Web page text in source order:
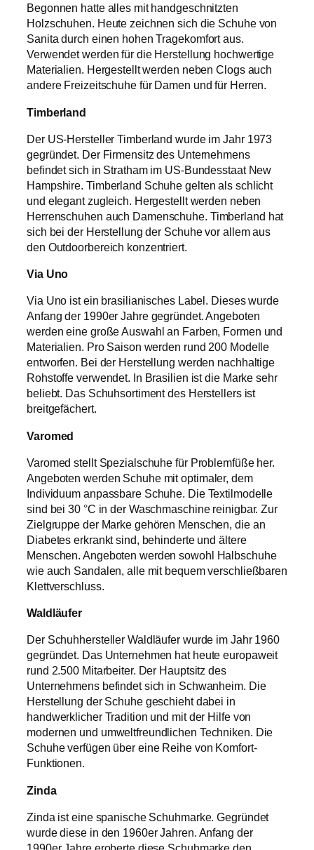
Begonnen hatte alles mit handgeschnitzten
Holzschuhen. Heute zeichnen sich die Schuhe von
Sanita durch einen hohen Tragekomfort aus.
Verwendet werden für die Herstellung hochwertige
Materialien. Hergestellt werden neben Clogs auch
andere Freizeitschuhe für Damen und für Herren.
Timberland
Der US-Hersteller Timberland wurde im Jahr 1973
gegründet. Der Firmensitz des Unternehmens
befindet sich in Stratham im US-Bundesstaat New
Hampshire. Timberland Schuhe gelten als schlicht
und elegant zugleich. Hergestellt werden neben
Herrenschuhen auch Damenschuhe. Timberland hat
sich bei der Herstellung der Schuhe vor allem aus
den Outdoorbereich konzentriert.
Via Uno
Via Uno ist ein brasilianisches Label. Dieses wurde
Anfang der 1990er Jahre gegründet. Angeboten
werden eine große Auswahl an Farben, Formen und
Materialien. Pro Saison werden rund 200 Modelle
entworfen. Bei der Herstellung werden nachhaltige
Rohstoffe verwendet. In Brasilien ist die Marke sehr
beliebt. Das Schuhsortiment des Herstellers ist
breitgefächert.
Varomed
Varomed stellt Spezialschuhe für Problemfüße her.
Angeboten werden Schuhe mit optimaler, dem
Individuum anpassbare Schuhe. Die Textilmodelle
sind bei 30 °C in der Waschmaschine reinigbar. Zur
Zielgruppe der Marke gehören Menschen, die an
Diabetes erkrankt sind, behinderte und ältere
Menschen. Angeboten werden sowohl Halbschuhe
wie auch Sandalen, alle mit bequem verschließbaren
Klettverschluss.
Waldläufer
Der Schuhhersteller Waldläufer wurde im Jahr 1960
gegründet. Das Unternehmen hat heute europaweit
rund 2.500 Mitarbeiter. Der Hauptsitz des
Unternehmens befindet sich in Schwanheim. Die
Herstellung der Schuhe geschieht dabei in
handwerklicher Tradition und mit der Hilfe von
modernen und umweltfreundlichen Techniken. Die
Schuhe verfügen über eine Reihe von Komfort-
Funktionen.
Zinda
Zinda ist eine spanische Schuhmarke. Gegründet
wurde diese in den 1960er Jahren. Anfang der